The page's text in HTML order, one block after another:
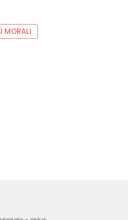
MORALI